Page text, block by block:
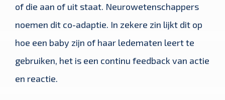
of die aan of uit staat. Neurowetenschappers
noemen dit co-adaptie. In zekere zin lijkt dit op
hoe een baby zijn of haar ledematen leert te
gebruiken, het is een continu feedback van actie
en reactie.